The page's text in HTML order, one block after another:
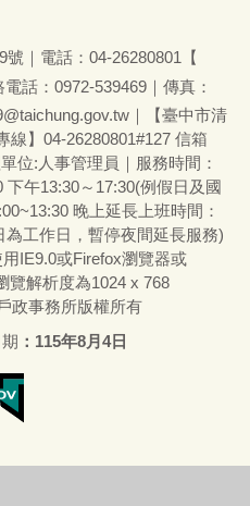
｜電話：04-26280801【
電話：0972-539469｜傳真：
｜【臺中市清
】04-26280801#127 信箱
位:人事管理員 ｜ 服務時間：
午13:30～17:30(例假日及國
晚上延長上班時間：
為工作日，暫停夜間延長服務)
IE9.0或Firefox瀏覽器或
覽解析度為1024 x 768
政事務所版權所有
115年8月4日